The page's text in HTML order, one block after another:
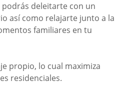
deleitarte con un
así como relajarte junto a la
familiares en tu
propio, lo cual maximiza
residenciales.